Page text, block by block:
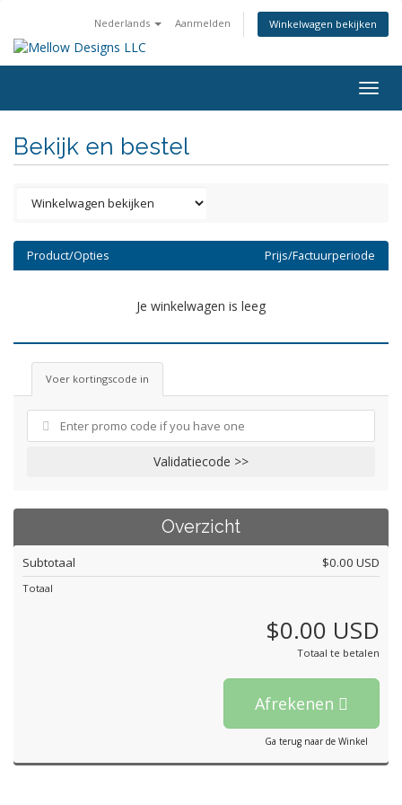
Nederlands Aanmelden Winkelwagen bekijken
Bekijk en bestel
Product/Opties Prijs/Factuurperiode
Je winkelwagen is leeg
Voer kortingscode in
Validatiecode >>
Overzicht
Subtotaal $0.00 USD
Totaal
$0.00 USD
Totaal te betalen
Afrekenen
Ga terug naar de Winkel